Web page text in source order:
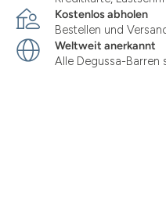
Kostenlos abholen
Bestellen und
Weltweit anerkannt
Alle Degussa-Barren